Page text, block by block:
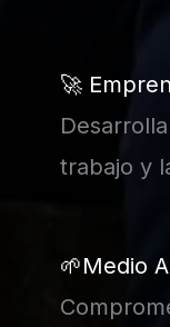
🚀
trabajo y
🌱Medio